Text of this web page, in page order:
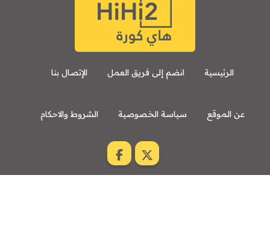
الرئيسية انضم إلى فريق العمل الإتصال بنا
عن الموقع سياسة الخصوصية الشروط والاحكام